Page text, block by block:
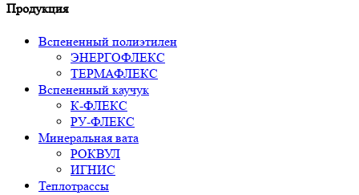
Продукция
Вспененный полиэтилен
ЭНЕРГОФЛЕКС
ТЕРМАФЛЕКС
Вспененный каучук
К-ФЛЕКС
РУ-ФЛЕКС
Минеральная вата
РОКВУЛ
ИГНИС
Теплотрассы